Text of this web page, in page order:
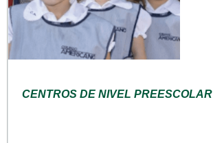
CENTROS DE NIVEL PREESCOLAR